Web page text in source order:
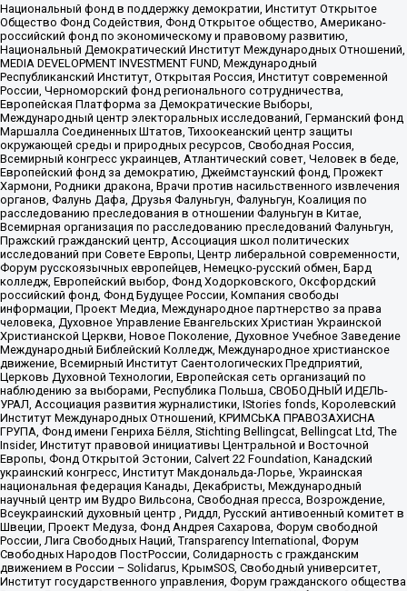
Национальный фонд в поддержку демократии, Институт Открытое
Общество Фонд Содействия, Фонд Открытое общество, Американо-
российский фонд по экономическому и правовому развитию,
Национальный Демократический Институт Международных Отношений,
MEDIA DEVELOPMENT INVESTMENT FUND, Международный
Республиканский Институт, Открытая Россия, Институт современной
России, Черноморский фонд регионального сотрудничества,
Европейская Платформа за Демократические Выборы,
Международный центр электоральных исследований, Германский фонд
Маршалла Соединенных Штатов, Тихоокеанский центр защиты
окружающей среды и природных ресурсов, Свободная Россия,
Всемирный конгресс украинцев, Атлантический совет, Человек в беде,
Европейский фонд за демократию, Джеймстаунский фонд, Прожект
Хармони, Родники дракона, Врачи против насильственного извлечения
органов, Фалунь Дафа, Друзья Фалуньгун, Фалуньгун, Коалиция по
расследованию преследования в отношении Фалуньгун в Китае,
Всемирная организация по расследованию преследований Фалуньгун,
Пражский гражданский центр, Ассоциация школ политических
исследований при Совете Европы, Центр либеральной современности,
Форум русскоязычных европейцев, Немецко-русский обмен, Бард
колледж, Европейский выбор, Фонд Ходорковского, Оксфордский
российский фонд, Фонд Будущее России, Компания свободы
информации, Проект Медиа, Международное партнерство за права
человека, Духовное Управление Евангельских Христиан Украинской
Христианской Церкви, Новое Поколение, Духовное Учебное Заведение
Международный Библейский Колледж, Международное христианское
движение, Всемирный Институт Саентологических Предприятий,
Церковь Духовной Технологии, Европейская сеть организаций по
наблюдению за выборами, Республика Польша, СВОБОДНЫЙ ИДЕЛЬ-
УРАЛ, Ассоциация развития журналистики, IStories fonds, Королевский
Институт Международных Отношений, КРИМСЬКА ПРАВОЗАХИСНА
ГРУПА, Фонд имени Генриха Бёлля, Stichting Bellingcat, Bellingcat Ltd, The
Insider, Институт правовой инициативы Центральной и Восточной
Европы, Фонд Открытой Эстонии, Calvert 22 Foundation, Канадский
украинский конгресс, Институт Макдональда-Лорье, Украинская
национальная федерация Канады, Декабристы, Международный
научный центр им Вудро Вильсона, Свободная пресса, Возрождение,
Всеукраинский духовный центр , Риддл, Русский антивоенный комитет в
Швеции, Проект Медуза, Фонд Андрея Сахарова, Форум свободной
России, Лига Свободных Наций, Transparеncy International, Форум
Свободных Народов ПостРоссии, Солидарность с гражданским
движением в России – Solidarus, КрымSOS, Свободный университет,
Институт государственного управления, Форум гражданского общества